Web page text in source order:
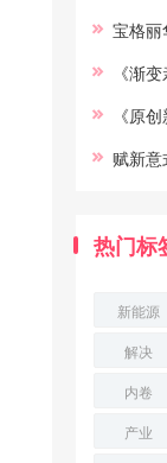
宝格丽华彩永
《渐变
《原创新中
赋新意
热门标
新能源
解决
内卷
产业